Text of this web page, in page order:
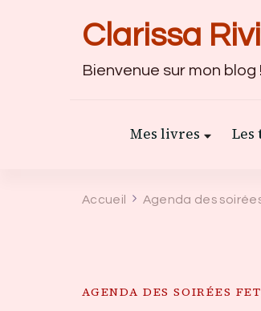
Clarissa
Bienvenue sur mon blog
Mes livres Les
Accueil Agenda des
AGENDA DES SOIRÉES